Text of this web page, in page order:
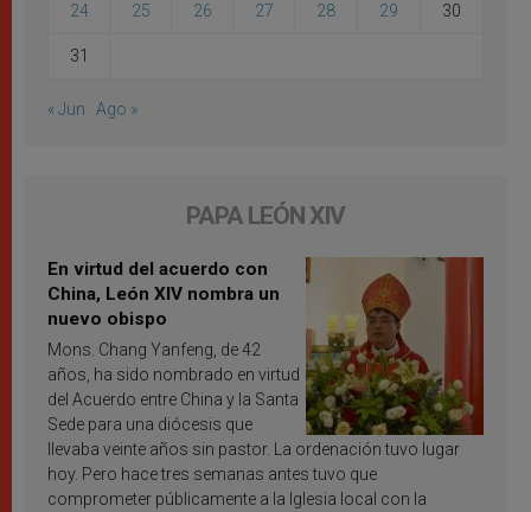
24 25 26 27 28 29 30
31
« Jun Ago »
PAPA LEÓN XIV
En virtud del acuerdo con
China, León XIV nombra un
nuevo obispo
Mons. Chang Yanfeng, de 42
años, ha sido nombrado en virtud
del Acuerdo entre China y la Santa
Sede para una diócesis que
llevaba veinte años sin pastor. La ordenación tuvo lugar
hoy. Pero hace tres semanas antes tuvo que
comprometer públicamente a la Iglesia local con la